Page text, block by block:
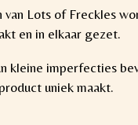
van Lots of Freckles
en in elkaar gezet.
kleine imperfecties
uniek maakt.